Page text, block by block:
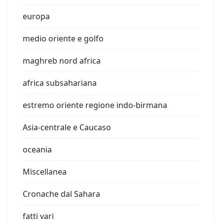
europa
medio oriente e golfo
maghreb nord africa
africa subsahariana
estremo oriente regione indo-birmana
Asia-centrale e Caucaso
oceania
Miscellanea
Cronache dal Sahara
fatti vari